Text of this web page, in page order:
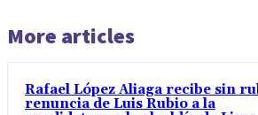
More articles
Rafael López Aliaga recibe sin
renuncia de Luis Rubio a la